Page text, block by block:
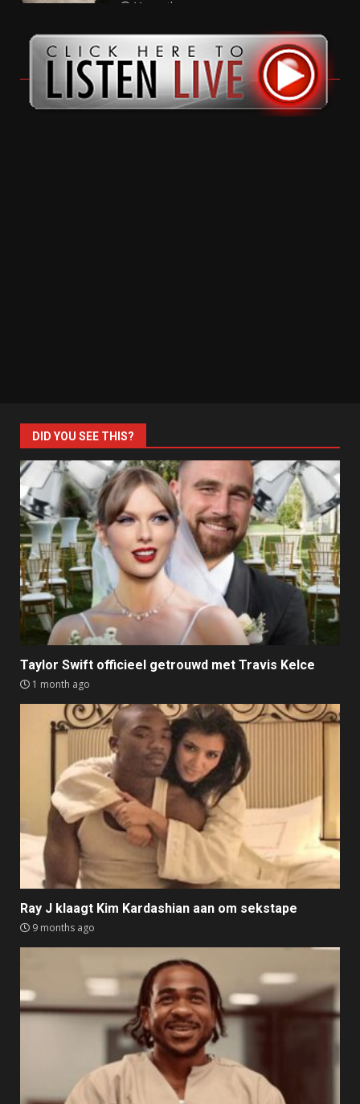
11 months ago
DID YOU SEE THIS?
Taylor Swift officieel getrouwd met Travis Kelce
1 month ago
Ray J klaagt Kim Kardashian aan om sekstape
9 months ago